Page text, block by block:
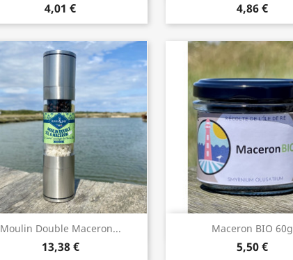
4,01 € 4,86 €
Moulin Double Maceron...
13,38 €
Aperçu rapide Maceron BIO 60g
5,50 €
Aperçu rapide